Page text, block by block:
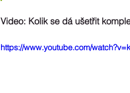
Video: Kolik se dá ušetřit
https://www.youtube.com/